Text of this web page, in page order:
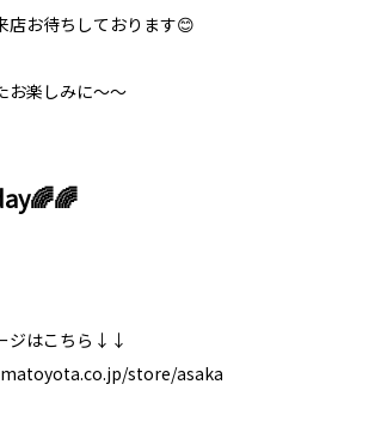
店お待ちしております😊
お楽しみに～～
ジはこちら↓↓
store/asaka